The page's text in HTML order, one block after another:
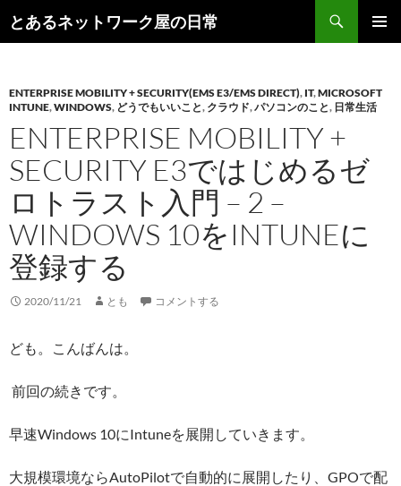
ン
ツ
へ
キ
ッ
とあるネットワーク屋の日常
索
ENTERPRISE MOBILITY + SECURITY(EMS E3/EMS DIRECT), IT,MICROSOFT
INTUNE,WINDOWS, どうでもいいこと, クラウド,パソコンのこと, 日常生活
ENTERPRISE MOBILITY +
SECURITY E3ではじめるゼ
ロトラスト入門 – 2 –
WINDOWS 10をINTUNEに
登録する
2020/11/21 とも コメントする
ども。こんばんは。
前回の続きです。
早速Windows 10にIntuneを展開していきます。
大規模環境ならAutoPilotで自動的に展開したり、GPOで配